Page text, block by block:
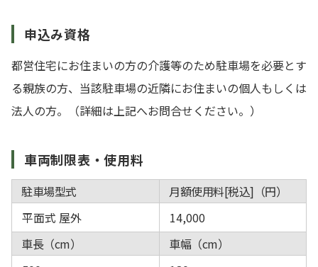
申込み資格
都営住宅にお住まいの方の介護等のため駐車場を必要とす
る親族の方、当該駐車場の近隣にお住まいの個人もしくは
法人の方。（詳細は上記へお問合せください。）
車両制限表・使用料
駐車場型式
月額使用料[税込]（円）
平面式 屋外
14,000
車長（cm）
車幅（cm）